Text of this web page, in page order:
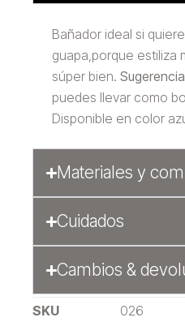
Bañador ideal si
guapa,porque estiliza
súper bien.
puedes llevar como
Disponible en color
Materiales y
Cuidados
Cambios &
SKU
026